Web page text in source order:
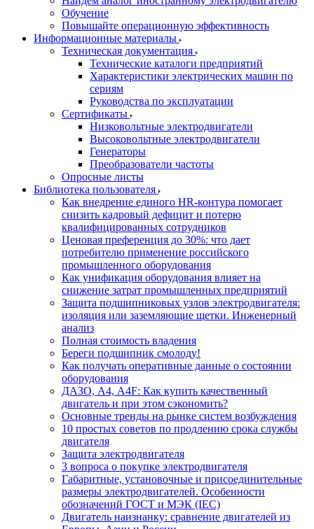
Обучение
Повышайте операционную эффективность
Информационные материалы
Техническая документация
Технические каталоги предприятий
Характеристики электрических машин по
сериям
Руководства по эксплуатации
Сертификаты
Низковольтные электродвигатели
Высоковольтные электродвигатели
Генераторы
Преобразователи частоты
Опросные листы
Библиотека пользователя
Как внедрение единого HR-контура помогает
снизить кадровый дефицит и потерю
квалифицированных сотрудников
Ценовая преференция до 30%: что дает
потребителю применение российского
промышленного оборудования
Как унификация оборудования влияет на
снижение затрат промышленных предприятий
Защита подшипниковых узлов электродвигателя:
изоляция или заземляющие щетки. Инженерный
анализ
Полная стоимость владения
Береги подшипник смолоду!
Как получать оперативные данные о состоянии
оборудования
ДАЗО, А4, А4F: Как купить качественный
двигатель и при этом сэкономить?
Основные тренды на рынке систем возбуждения
10 простых советов по продлению срока службы
двигателя
Защита электродвигателя
3 вопроса о покупке электродвигателя
Габаритные, установочные и присоединительные
размеры электродвигателей. Особенности
обозначений ГОСТ и МЭК (IEC)
Двигатель наизнанку: сравнение двигателей из